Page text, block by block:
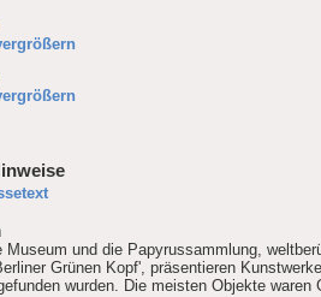
Museum und die Papyrussammlung,
Grünen Kopf', präsentieren
wurden. Die meisten Objekte waren